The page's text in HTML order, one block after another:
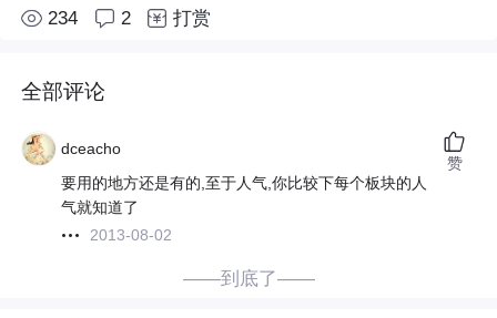
234 2 打赏
全部评论
dceacho
要用的地方还是有的,至于人气,你比较下每个板块的人
气就知道了
2013-08-02
赞
——到底了——